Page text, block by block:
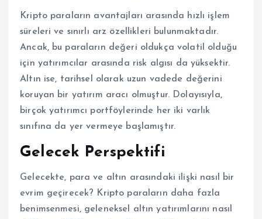
Kripto paraların avantajları arasında hızlı işlem
süreleri ve sınırlı arz özellikleri bulunmaktadır.
Ancak, bu paraların değeri oldukça volatil olduğu
için yatırımcılar arasında risk algısı da yüksektir.
Altın ise, tarihsel olarak uzun vadede değerini
koruyan bir yatırım aracı olmuştur. Dolayısıyla,
birçok yatırımcı portföylerinde her iki varlık
sınıfına da yer vermeye başlamıştır.
Gelecek Perspektifi
Gelecekte, para ve altın arasındaki ilişki nasıl bir
evrim geçirecek? Kripto paraların daha fazla
benimsenmesi, geleneksel altın yatırımlarını nasıl